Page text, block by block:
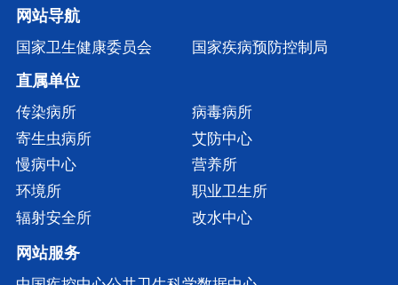
网站导航
国家卫生健康委员会 国家疾病预防控制局
直属单位
传染病所
病毒病所
寄生虫病所
艾防中心
慢病中心
营养所
环境所
职业卫生所
辐射安全所
改水中心
网站服务